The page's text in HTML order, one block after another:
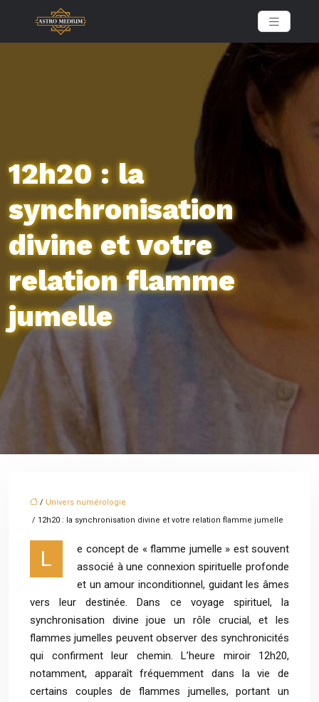
12h20 : la
synchronisation
divine et votre
relation flamme
jumelle
/ Univers numérologie
/ 12h20 : la synchronisation divine et votre relation flamme jumelle
L
e concept de « flamme jumelle » est souvent
associé à une connexion spirituelle profonde
et un amour inconditionnel, guidant les âmes
vers leur destinée. Dans ce voyage spirituel, la
synchronisation divine joue un rôle crucial, et les
flammes jumelles peuvent observer des synchronicités
qui confirment leur chemin. L’heure miroir 12h20,
notamment, apparaît fréquemment dans la vie de
certains couples de flammes jumelles, portant un